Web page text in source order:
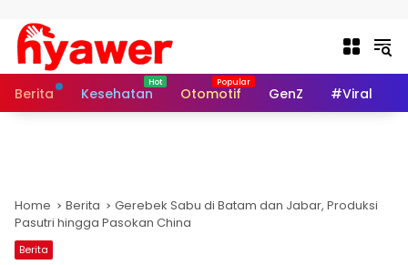
Berita Kesehatan Otomotif GenZ #Viral
Home Berita
Gerebek Sabu di Batam dan Jabar, Produksi
Pasutri hingga Pasokan China
Berita